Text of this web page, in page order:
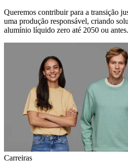
Queremos contribuir para a transição
uma produção responsável, criando
alumínio líquido zero até 2050 ou antes.
Carreiras